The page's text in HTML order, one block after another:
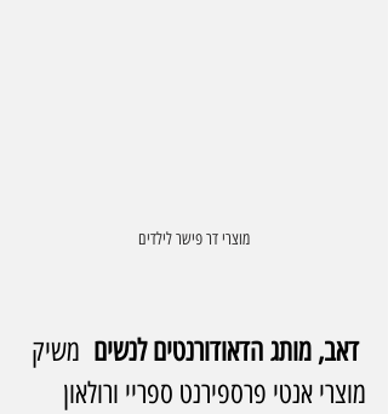
מוצרי דר פישר לילדים
דאב, מותג הדאודורנטים לנשים משיק
מוצרי אנטי פרספירנט ספריי ורולאון